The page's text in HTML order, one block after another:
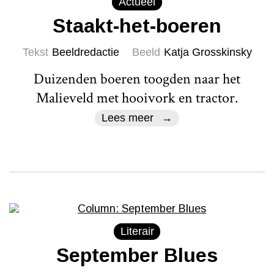
Staakt-het-boeren
Tekst Beeldredactie Beeld Katja Grosskinsky
Duizenden boeren toogden naar het
Malieveld met hooivork en tractor.
Lees meer
Literair
September Blues